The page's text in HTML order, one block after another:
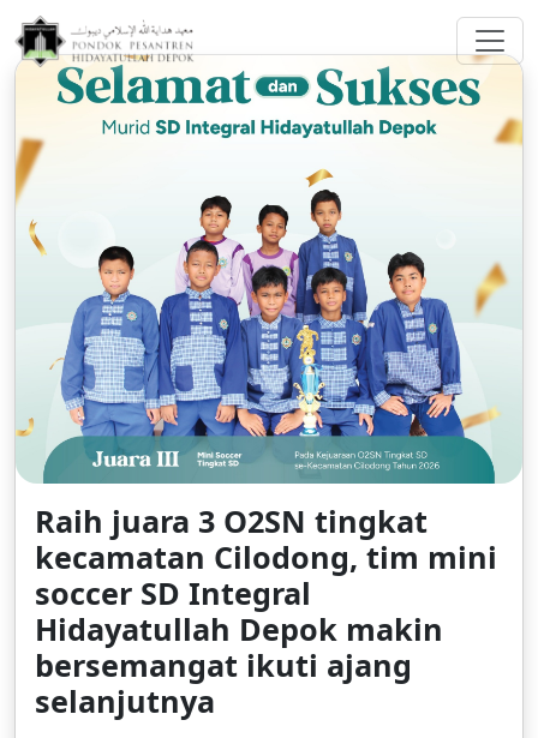
greenberggrossllp.com
Raih juara 3 O2SN tingkat
kecamatan Cilodong, tim mini
soccer SD Integral
Hidayatullah Depok makin
bersemangat ikuti ajang
selanjutnya